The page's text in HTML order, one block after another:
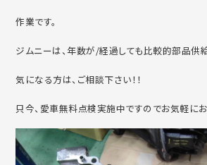
作業です。
ジムニーは、年数が/経過しても比較的部品供
気になる方は、ご相談下さい！！
只今、愛車無料点検実施中ですのでお気軽にお